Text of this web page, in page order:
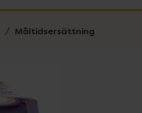
Måltidsersättning